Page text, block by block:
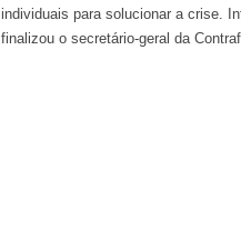
individuais para solucionar a crise.
finalizou o secretário-geral da